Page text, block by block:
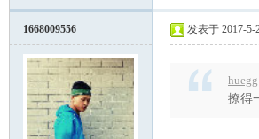
1668009556 发表于 2017-5-
撩得